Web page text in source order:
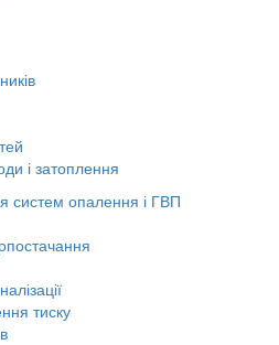
і затоплення
систем опалення і ГВП
тиску